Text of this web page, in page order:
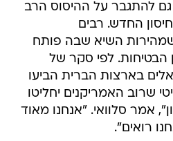
להתגבר על ההיסוס הרב
החדש. רבים
השיא שבה פותח
הבטיחות. לפי סקר של
61% מהנשאלים בארצות הברית הביעו
שרוב האמריקנים יחליטו
אמר סלוואי. "אנחנו מאוד
רואים".